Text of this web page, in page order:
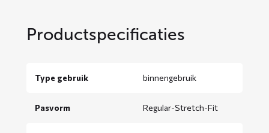
Productspecificaties
Type gebruik binnengebruik
Pasvorm Regular-Stretch-Fit